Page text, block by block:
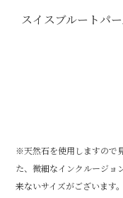
スイスブルートパ
※天然石を使用しますので
た、微細なインクルージョ
来ないサイズがございます。